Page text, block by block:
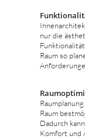
nur die
Raum so
Raum
Dadurch
Komfort und